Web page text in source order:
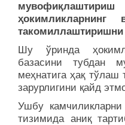
такомиллаштиришни
Шу ўринда
базасини тубдан
меҳнатига ҳақ тўлаш
зарурлигини қайд
Ушбу
тизимида аниқ